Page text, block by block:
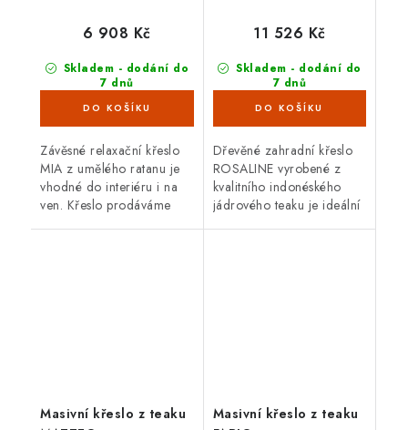
Skladem - dodání do
7 dnů
(10 ks)
6 908 Kč
Závěsné relaxační křeslo
MIA z umělého ratanu je
vhodné do interiéru i na
ven. Křeslo prodáváme
Skladem - dodání do
7 dnů
(1 ks)
11 526 Kč
Dřevěné zahradní křeslo
ROSALINE vyrobené z
kvalitního indonéského
jádrového teaku je ideální
Masivní křeslo z teaku
Masivní křeslo z teaku